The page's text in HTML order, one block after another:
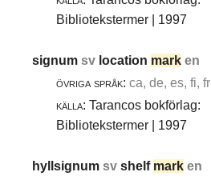
Bibliotekstermer | 1997
signumsv location mark en
övriga språk: ca, de, es, fi, fr
källa: Tarancos bokförlag:
Bibliotekstermer | 1997
hyllsignumsvshelf mark en